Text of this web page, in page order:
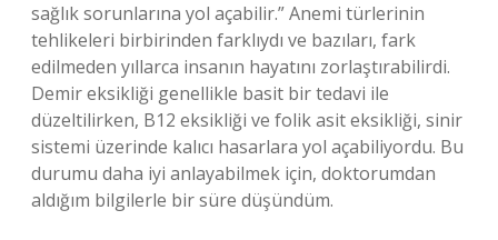
sağlık sorunlarına yol açabilir.” Anemi türlerinin
tehlikeleri birbirinden farklıydı ve bazıları, fark
edilmeden yıllarca insanın hayatını zorlaştırabilirdi.
Demir eksikliği genellikle basit bir tedavi ile
düzeltilirken, B12 eksikliği ve folik asit eksikliği, sinir
sistemi üzerinde kalıcı hasarlara yol açabiliyordu. Bu
durumu daha iyi anlayabilmek için, doktorumdan
aldığım bilgilerle bir süre düşündüm.